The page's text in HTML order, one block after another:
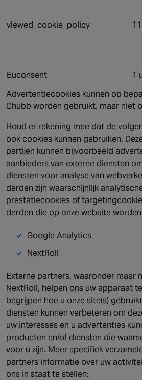
viewed_cookie_policy
Euconsent
1
Advertentiecookies kunnen op
Chubb worden gebruikt, maar niet
Houd er rekening mee dat de
ook cookies kunnen gebruiken.
partijen kunnen bijvoorbeeld
aanbieders van externe diensten
diensten voor analyse van
derden zijn waarschijnlijk
prestatiecookies of
derden die op onze website
Google Analytics
NextRoll
Externe partners, waaronder maar
NextRoll, helpen ons uw apparaat
begrijpen hoe u onze site(s)
diensten kunnen verbeteren om
uw interesses en u advertenties
producten en/of diensten die
voor u zijn. Meer specifiek
partners informatie over uw
ons in staat te stellen: